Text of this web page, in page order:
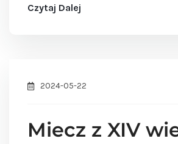
Czytaj Dalej
2024-05-22
Miecz z XIV